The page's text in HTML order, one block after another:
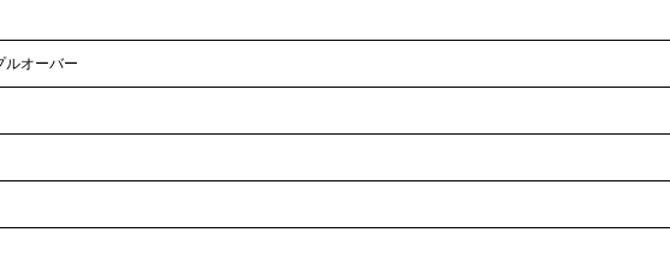
ルオーバー